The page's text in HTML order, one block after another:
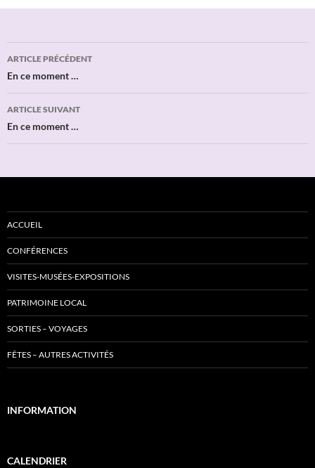
Navigation
des
articles
ARTICLE PRÉCÉDENT
En ce moment …
ARTICLE SUIVANT
En ce moment …
ACCUEIL
CONFÉRENCES
VISITES-MUSÉES-EXPOSITIONS
PATRIMOINE LOCAL
SORTIES – VOYAGES
FÊTES – AUTRES ACTIVITÉS
INFORMATION
CALENDRIER